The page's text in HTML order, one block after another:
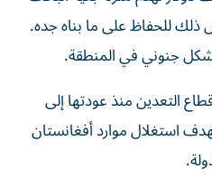
للحفاظ على ما بناه جده.
جنوني في المنطقة.
التعدين منذ عودتها إلى
استغلال موارد أفغانستان